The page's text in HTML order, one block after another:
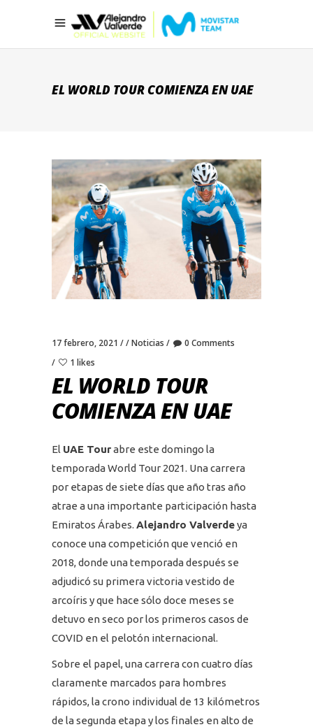
EL WORLD TOUR COMIENZA EN UAE
17 febrero, 2021 Noticias
0 Comments
1 likes
EL WORLD TOUR
COMIENZA EN UAE
El UAE Tourabre este domingo la
temporada World Tour 2021. Una carrera
por etapas de siete días que año tras año
atrae a una importante participación hasta
Emiratos Árabes. Alejandro Valverdeya
conoce una competición que venció en
2018, donde una temporada después se
adjudicó su primera victoria vestido de
arcoíris y que hace sólo doce meses se
detuvo en seco por los primeros casos de
COVID en el pelotón internacional.
Sobre el papel, una carrera con cuatro días
claramente marcados para hombres
rápidos, la crono individual de 13 kilómetros
de la segunda etapa y los finales en alto de